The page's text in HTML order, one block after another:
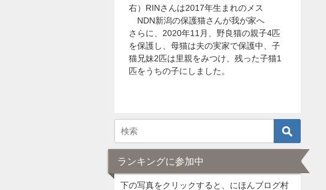
右）RINさんは2017年生まれのメス
NDN新潟の保護猫さんが我が家へ
さらに、2020年11月、野良猫の親子4匹
を保護し、母猫は夫の実家で保護中、子
猫兄妹2匹は里親をみつけ、残った子猫1
匹をうちの子にしました。
ランキングに参加中
下の写真をクリックすると、にほんブログ村